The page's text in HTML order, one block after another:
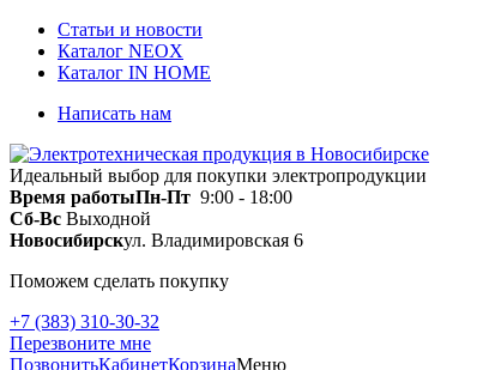
Статьи и новости
Каталог NEOX
Каталог IN HOME
Написать нам
Идеальный выбор для покупки электропродукции
Время работыПн-Пт 9:00 - 18:00
Сб-Вс Выходной
Новосибирскул. Владимировская 6
Поможем сделать покупку
+7 (383) 310-30-32
Перезвоните мне
ПозвонитьКабинетКорзинаМеню